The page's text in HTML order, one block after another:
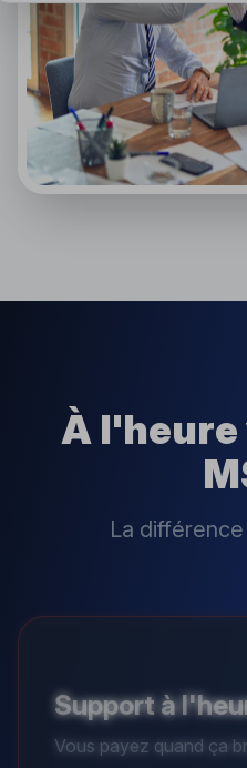
À
La
Support à
Vous payez quand ça